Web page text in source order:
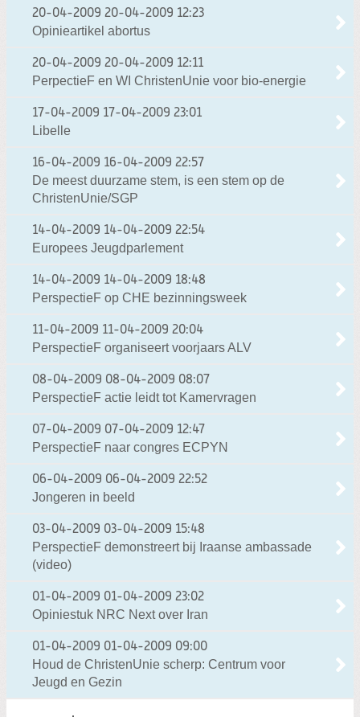
20-04-2009 20-04-2009 12:23
Opinieartikel abortus
20-04-2009 20-04-2009 12:11
PerpectieF en WI ChristenUnie voor bio-energie
17-04-2009 17-04-2009 23:01
Libelle
16-04-2009 16-04-2009 22:57
De meest duurzame stem, is een stem op de
ChristenUnie/SGP
14-04-2009 14-04-2009 22:54
Europees Jeugdparlement
14-04-2009 14-04-2009 18:48
PerspectieF op CHE bezinningsweek
11-04-2009 11-04-2009 20:04
PerspectieF organiseert voorjaars ALV
08-04-2009 08-04-2009 08:07
PerspectieF actie leidt tot Kamervragen
07-04-2009 07-04-2009 12:47
PerspectieF naar congres ECPYN
06-04-2009 06-04-2009 22:52
Jongeren in beeld
03-04-2009 03-04-2009 15:48
PerspectieF demonstreert bij Iraanse ambassade
(video)
01-04-2009 01-04-2009 23:02
Opiniestuk NRC Next over Iran
01-04-2009 01-04-2009 09:00
Houd de ChristenUnie scherp: Centrum voor
Jeugd en Gezin